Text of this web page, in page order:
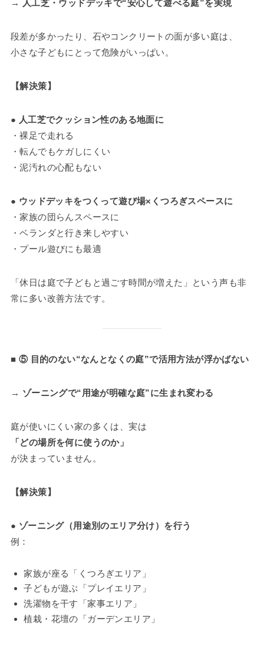
→ 人工芝・ウッドデッキで“安心して遊べる庭”を実現
段差が多かったり、石やコンクリートの面が多い庭は、
小さな子どもにとって危険がいっぱい。
【解決策】
● 人工芝でクッション性のある地面に
・裸足で走れる
・転んでもケガしにくい
・泥汚れの心配もない
● ウッドデッキをつくって遊び場×くつろぎスペースに
・家族の団らんスペースに
・ベランダと行き来しやすい
・プール遊びにも最適
「休日は庭で子どもと過ごす時間が増えた」という声も非
常に多い改善方法です。
■ ⑤ 目的のない“なんとなくの庭”で活用方法が浮かばない
→ ゾーニングで“用途が明確な庭”に生まれ変わる
庭が使いにくい家の多くは、実は
「どの場所を何に使うのか」
が決まっていません。
【解決策】
● ゾーニング（用途別のエリア分け）を行う
例：
家族が座る「くつろぎエリア」
子どもが遊ぶ「プレイエリア」
洗濯物を干す「家事エリア」
植栽・花壇の「ガーデンエリア」